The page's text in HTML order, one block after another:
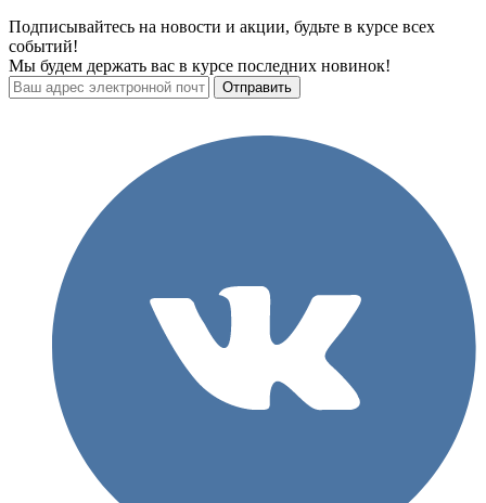
Подписывайтесь на новости и акции, будьте в курсе всех
событий!
Мы будем держать вас в курсе последних новинок!